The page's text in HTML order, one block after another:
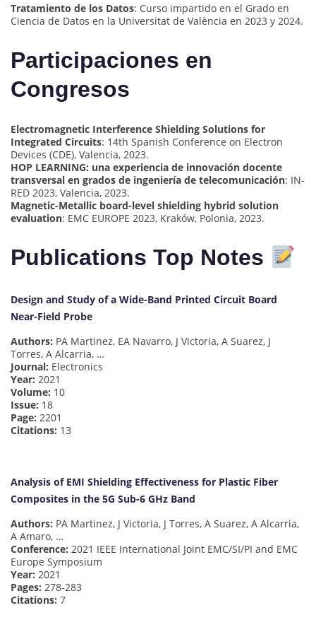
Tratamiento de los Datos: Curso impartido en el Grado en
Ciencia de Datos en la Universitat de València en 2023 y 2024.
Participaciones en
Congresos
Electromagnetic Interference Shielding Solutions for
Integrated Circuits: 14th Spanish Conference on Electron
Devices (CDE), Valencia, 2023.
HOP LEARNING: una experiencia de innovación docente
transversal en grados de ingeniería de telecomunicación: IN-
RED 2023, Valencia, 2023.
Magnetic-Metallic board-level shielding hybrid solution
evaluation: EMC EUROPE 2023, Kraków, Polonia, 2023.
Publications Top Notes
Design and Study of a Wide-Band Printed Circuit Board
Near-Field Probe
Authors: PA Martinez, EA Navarro, J Victoria, A Suarez, J
Torres, A Alcarria, …
Journal: Electronics
Year: 2021
Volume: 10
Issue: 18
Page: 2201
Citations: 13
Analysis of EMI Shielding Effectiveness for Plastic Fiber
Composites in the 5G Sub-6 GHz Band
Authors: PA Martinez, J Victoria, J Torres, A Suarez, A Alcarria,
A Amaro, …
Conference: 2021 IEEE International Joint EMC/SI/PI and EMC
Europe Symposium
Year: 2021
Pages: 278-283
Citations: 7